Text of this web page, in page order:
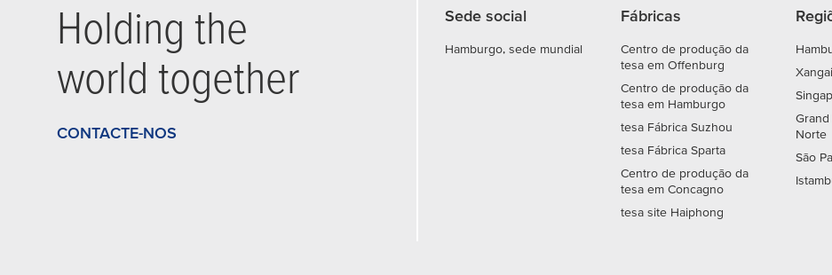
Holding the
world together
CONTACTE-NOS
Sede social
Hamburgo, sede mundial
Fábricas
Centro de produção da
tesa em Offenburg
Centro de produção da
tesa em Hamburgo
tesa Fábrica Suzhou
tesa Fábrica Sparta
Centro de produção da
tesa em Concagno
tesa site Haiphong
Norte
São